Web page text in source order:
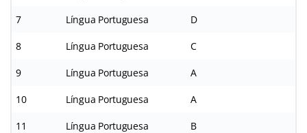
7 Língua Portuguesa D
8 Língua Portuguesa C
9 Língua Portuguesa A
10 Língua Portuguesa A
11 Língua Portuguesa B